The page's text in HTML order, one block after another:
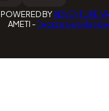
POWERED BYADVENTURE
AMETI -Tworzenie